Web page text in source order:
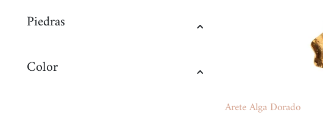
Piedras
Color
Arete Alga Dorado